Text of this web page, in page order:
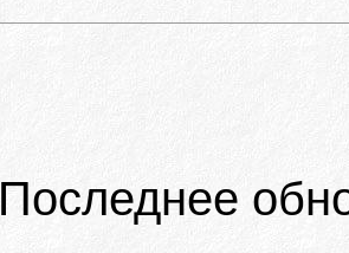
Последнее